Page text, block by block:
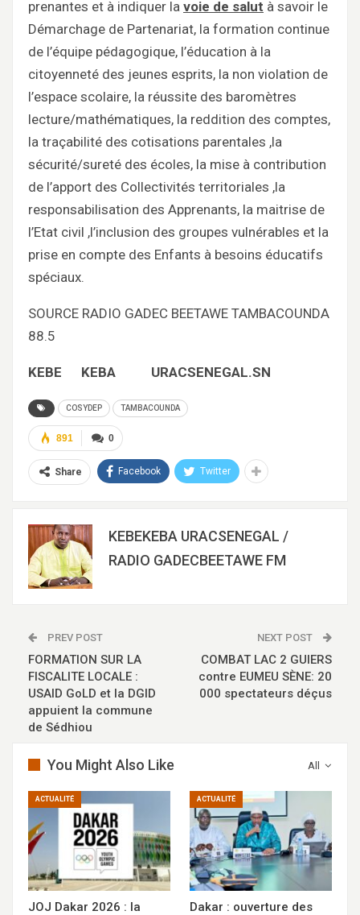
prenantes et à indiquer la voie de salut à savoir le
Démarchage de Partenariat, la formation continue
de l’équipe pédagogique, l’éducation à la
citoyenneté des jeunes esprits, la non violation de
l’espace scolaire, la réussite des baromètres
lecture/mathématiques, la reddition des comptes,
la traçabilité des cotisations parentales ,la
sécurité/sureté des écoles, la mise à contribution
de l’apport des Collectivités territoriales ,la
responsabilisation des Apprenants, la maitrise de
l’Etat civil ,l’inclusion des groupes vulnérables et la
prise en compte des Enfants à besoins éducatifs
spéciaux.
SOURCE RADIO GADEC BEETAWE TAMBACOUNDA
88.5
KEBE KEBA URACSENEGAL.SN
COSYDEP TAMBACOUNDA
0
891
Share Facebook Twitter
KEBEKEBA URACSENEGAL /
RADIO GADECBEETAWE FM
PREV POST
FORMATION SUR LA
FISCALITE LOCALE :
USAID GoLD et la DGID
appuient la commune
de Sédhiou
NEXT POST
COMBAT LAC 2 GUIERS
contre EUMEU SÈNE: 20
000 spectateurs déçus
All
You Might Also Like
ACTUALITÉ
JOJ Dakar 2026 : la
ACTUALITÉ
Dakar : ouverture des